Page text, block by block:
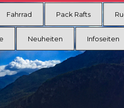
Fahrrad Pack Rafts
Neuheiten Infoseiten